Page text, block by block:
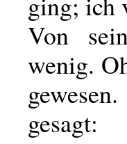
Von
wenig.
gesagt: